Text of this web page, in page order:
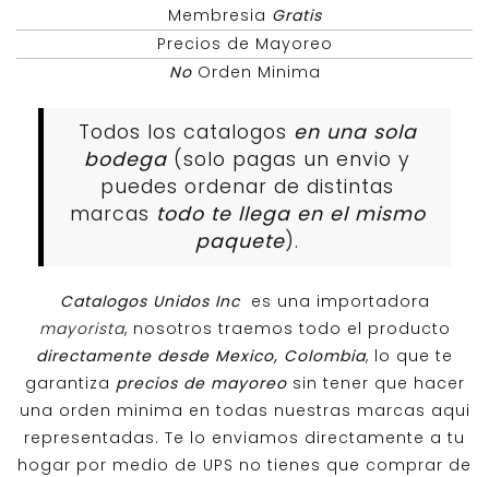
Membresia Gratis
Precios de Mayoreo
NoOrden Minima
Todos los catalogos en una sola
bodega (solo pagas un envio y
puedes ordenar de distintas
marcas todo te llega en el mismo
paquete).
Catalogos Unidos Inc es una importadora
mayorista, nosotros traemos todo el producto
directamente desde Mexico, Colombia, lo que te
garantiza precios de mayoreosin tener que hacer
una orden minima en todas nuestras marcas aqui
representadas. Te lo enviamos directamente a tu
hogar por medio de UPS no tienes que comprar de